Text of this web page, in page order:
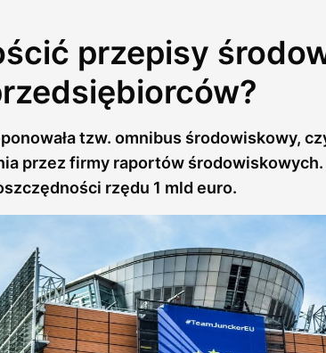
przepisy
tzw. omnibus środowiskowy,
przez firmy raportów
rzędu 1 mld euro.